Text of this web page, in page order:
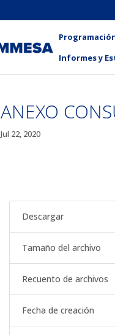
Informes y
ANEXO
Jul 22, 2020
Descargar
Tamaño del archivo
Recuento de archivos
Fecha de creación